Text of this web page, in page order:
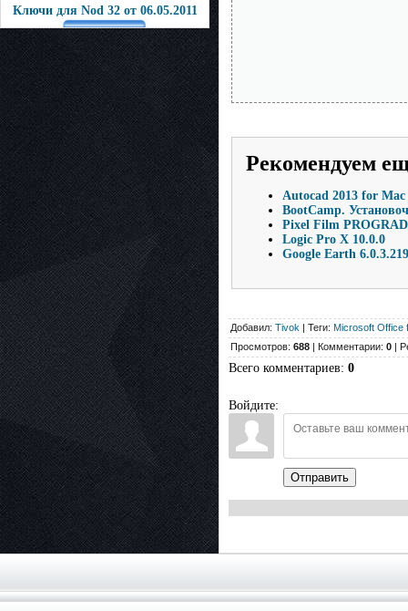
Ключи для Nod 32 от 06.05.2011
Рекомендуем
Autocad 2013 for Mac
BootCamp.
Pixel Film
Logic Pro X 10.0.0
Google Earth
Добавил: Tivok | Теги: Microsoft Office
Просмотров: 688 | Комментарии: 0 |
Всего комментариев: 0
Войдите:
Отправить